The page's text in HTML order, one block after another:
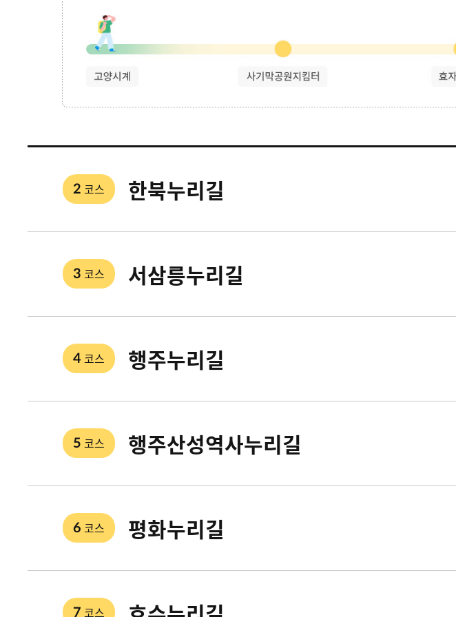
2 코스 한북누리길
3 코스 서삼릉누리길
4 코스 행주누리길
5 코스 행주산성역사누리길
6 코스 평화누리길
7 코스